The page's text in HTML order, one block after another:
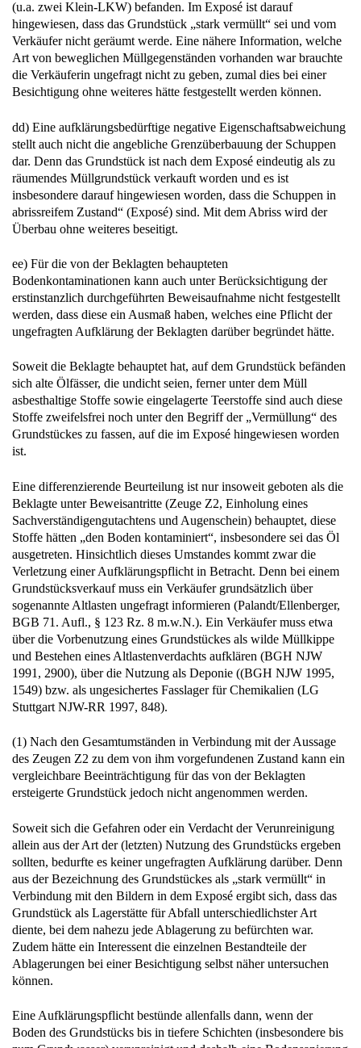
(u.a. zwei Klein-LKW) befanden. Im Exposé ist darauf
hingewiesen, dass das Grundstück „stark vermüllt“ sei und vom
Verkäufer nicht geräumt werde. Eine nähere Information, welche
Art von beweglichen Müllgegenständen vorhanden war brauchte
die Verkäuferin ungefragt nicht zu geben, zumal dies bei einer
Besichtigung ohne weiteres hätte festgestellt werden können.
dd) Eine aufklärungsbedürftige negative Eigenschaftsabweichung
stellt auch nicht die angebliche Grenzüberbauung der Schuppen
dar. Denn das Grundstück ist nach dem Exposé eindeutig als zu
räumendes Müllgrundstück verkauft worden und es ist
insbesondere darauf hingewiesen worden, dass die Schuppen in
abrissreifem Zustand“ (Exposé) sind. Mit dem Abriss wird der
Überbau ohne weiteres beseitigt.
ee) Für die von der Beklagten behaupteten
Bodenkontaminationen kann auch unter Berücksichtigung der
erstinstanzlich durchgeführten Beweisaufnahme nicht festgestellt
werden, dass diese ein Ausmaß haben, welches eine Pflicht der
ungefragten Aufklärung der Beklagten darüber begründet hätte.
Soweit die Beklagte behauptet hat, auf dem Grundstück befänden
sich alte Ölfässer, die undicht seien, ferner unter dem Müll
asbesthaltige Stoffe sowie eingelagerte Teerstoffe sind auch diese
Stoffe zweifelsfrei noch unter den Begriff der „Vermüllung“ des
Grundstückes zu fassen, auf die im Exposé hingewiesen worden
ist.
Eine differenzierende Beurteilung ist nur insoweit geboten als die
Beklagte unter Beweisantritte (Zeuge Z2, Einholung eines
Sachverständigengutachtens und Augenschein) behauptet, diese
Stoffe hätten „den Boden kontaminiert“, insbesondere sei das Öl
ausgetreten. Hinsichtlich dieses Umstandes kommt zwar die
Verletzung einer Aufklärungspflicht in Betracht. Denn bei einem
Grundstücksverkauf muss ein Verkäufer grundsätzlich über
sogenannte Altlasten ungefragt informieren (Palandt/Ellenberger,
BGB 71. Aufl., § 123 Rz. 8 m.w.N.). Ein Verkäufer muss etwa
über die Vorbenutzung eines Grundstückes als wilde Müllkippe
und Bestehen eines Altlastenverdachts aufklären (BGH NJW
1991, 2900), über die Nutzung als Deponie ((BGH NJW 1995,
1549) bzw. als ungesichertes Fasslager für Chemikalien (LG
Stuttgart NJW-RR 1997, 848).
(1) Nach den Gesamtumständen in Verbindung mit der Aussage
des Zeugen Z2 zu dem von ihm vorgefundenen Zustand kann ein
vergleichbare Beeinträchtigung für das von der Beklagten
ersteigerte Grundstück jedoch nicht angenommen werden.
Soweit sich die Gefahren oder ein Verdacht der Verunreinigung
allein aus der Art der (letzten) Nutzung des Grundstücks ergeben
sollten, bedurfte es keiner ungefragten Aufklärung darüber. Denn
aus der Bezeichnung des Grundstückes als „stark vermüllt“ in
Verbindung mit den Bildern in dem Exposé ergibt sich, dass das
Grundstück als Lagerstätte für Abfall unterschiedlichster Art
diente, bei dem nahezu jede Ablagerung zu befürchten war.
Zudem hätte ein Interessent die einzelnen Bestandteile der
Ablagerungen bei einer Besichtigung selbst näher untersuchen
können.
Eine Aufklärungspflicht bestünde allenfalls dann, wenn der
Boden des Grundstücks bis in tiefere Schichten (insbesondere bis